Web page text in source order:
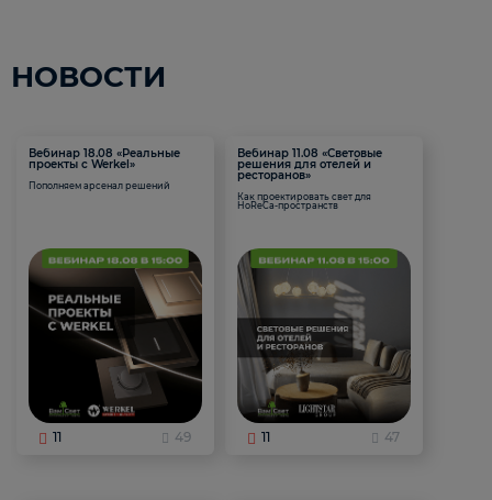
НОВОСТИ
Вебинар 18.08 «Реальные
проекты с Werkel»
Пополняем арсенал решений
11 49
Вебинар 11.08 «Световые
решения для отелей и
ресторанов»
Как проектировать свет для
HoReCa-пространств
11 47